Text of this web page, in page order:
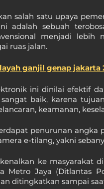
salah satu upaya
adalah sebuah
menjadi lebih
ruas jalan.
ganjil genap jakarta
ini dinilai efektif
baik, karena
keamanan,
penurunan
e-tilang, yakni
ke masyarakat
Metro Jaya (Ditlantas
ditingkatkan sampai